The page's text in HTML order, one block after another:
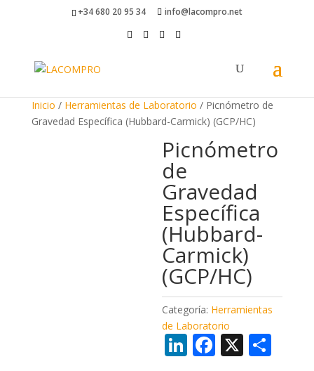
+34 680 20 95 34 info@lacompro.net
Inicio / Herramientas de Laboratorio / Picnómetro de
Gravedad Específica (Hubbard-Carmick) (GCP/HC)
Picnómetro
de
Gravedad
Específica
(Hubbard-
Carmick)
(GCP/HC)
Categoría: Herramientas
de Laboratorio
Li F X